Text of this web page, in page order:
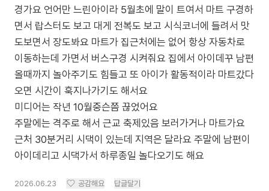
경가요 언어만 느린아이라 5월초에 말이 트여서 마트 구경하
면서 랍스터도 보고 대게 전복도 보고 시식코너에 들려서 맛
도보면서 장도봐요 마트가 집근처에는 없어 항상 자동차로
이동하는데 가면서 버스구경 시켜줘요 집에서 아이데꾸 남편
올때까지 놀아주기도 힘들고 또 아이가 활동적이라 마트갔다
오면 시간이 훅지나가기도 해서요
미디어는 작년 10월중슨쯤 끊었어요
주말에는 격주로 해서 근교 축제있음 보러가거나 마트가요
근처 30분거리 시댁이 있는데 지역은 달라요 주말에 남편이
아이데리고 시댁가서 하루종일 놀다오기도 해요
2026.06.23 공감해요 답글달기